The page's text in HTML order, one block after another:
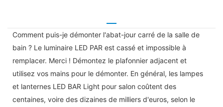
Comment puis-je démonter l'abat-jour carré de la salle de
bain ? Le luminaire LED PAR est cassé et impossible à
remplacer. Merci ! Démontez le plafonnier adjacent et
utilisez vos mains pour le démonter. En général, les lampes
et lanternes LED BAR Light pour salon coûtent des
centaines, voire des dizaines de milliers d'euros, selon le